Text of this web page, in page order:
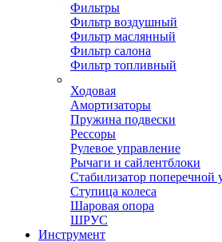
Фильтры
Фильтр воздушный
Фильтр маслянный
Фильтр салона
Фильтр топливный
Ходовая
Амортизаторы
Пружина подвески
Рессоры
Рулевое управление
Рычаги и сайлентблоки
Стабилизатор поперечной
Ступица колеса
Шаровая опора
ШРУС
Инструмент